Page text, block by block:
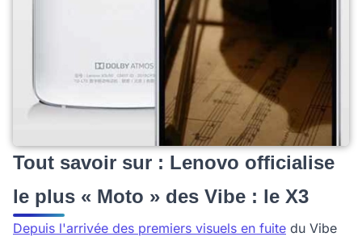
Tout savoir sur : Lenovo officialise
le plus « Moto » des Vibe : le X3
Depuis l'arrivée des premiers visuels en fuite du Vibe